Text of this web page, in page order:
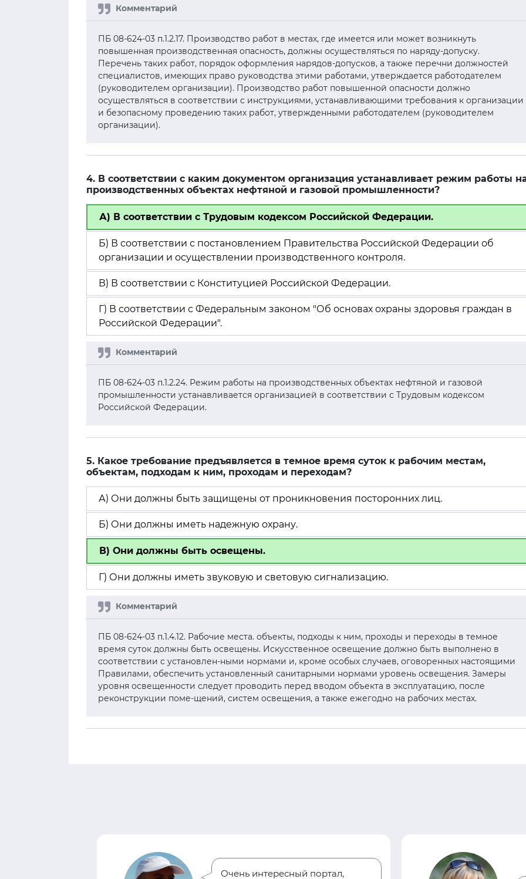
ПБ 08-624-03 п.1.2.17. Производство работ в местах, где имеется или может возникнуть
повышенная производственная опасность, должны осуществляться по наряду-допуску.
Перечень таких работ, порядок оформления нарядов-допусков, а также перечни должностей
специалистов, имеющих право руководства этими работами, утверждается работодателем
(руководителем организации). Производство работ повышенной опасности должно
осуществляться в соответствии с инструкциями, устанавливающими требования к организации
и безопасному проведению таких работ, утвержденными работодателем (руководителем
организации).
4. В соответствии с каким документом организация устанавливает режим работы
производственных объектах нефтяной и газовой промышленности?
А) В соответствии с Трудовым кодексом Российской Федерации.
Б) В соответствии с постановлением Правительства Российской Федерации об
организации и осуществлении производственного контроля.
В) В соответствии с Конституцией Российской Федерации.
Г) В соответствии с Федеральным законом "Об основах охраны здоровья граждан в
Российской Федерации".
ПБ 08-624-03 п.1.2.24. Режим работы на производственных объектах нефтяной и газовой
промышленности устанавливается организацией в соответствии с Трудовым кодексом
Российской Федерации.
5. Какое требование предъявляется в темное время суток к рабочим местам,
объектам, подходам к ним, проходам и переходам?
А) Они должны быть защищены от проникновения посторонних лиц.
Б) Они должны иметь надежную охрану.
В) Они должны быть освещены.
Г) Они должны иметь звуковую и световую сигнализацию.
ПБ 08-624-03 п.1.4.12. Рабочие места. объекты, подходы к ним, проходы и переходы в темное
время суток должны быть освещены. Искусственное освещение должно быть выполнено в
соответствии с установлен-ными нормами и, кроме особых случаев, оговоренных настоящими
Правилами, обеспечить установленный санитарными нормами уровень освещения. Замеры
уровня освещенности следует проводить перед вводом объекта в эксплуатацию, после
реконструкции поме-щений, систем освещения, а также ежегодно на рабочих местах.
Очень интересный портал,